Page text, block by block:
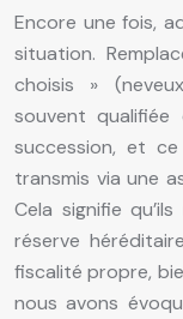
Encore une fois,
situation.
choisis »
souvent
succession, et
transmis via une
Cela signifie
réserve
fiscalité propre,
nous avons